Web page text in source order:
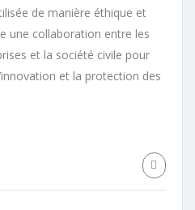
de manière éthique et
une collaboration entre les
et la société civile pour
et la protection des